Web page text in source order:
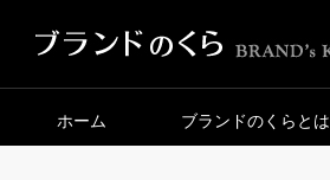
ホーム ブランドのくらとは